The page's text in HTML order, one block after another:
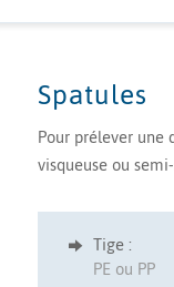
Spatules
Pour prélever
visqueuse ou
Tige :
PE ou PP